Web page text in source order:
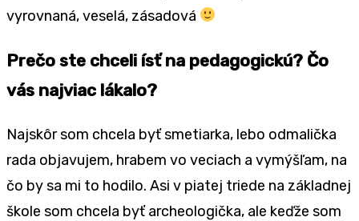
vyrovnaná, veselá, zásadová
Prečo ste chceli ísť na pedagogickú? Čo
vás najviac lákalo?
Najskôr som chcela byť smetiarka, lebo odmalička
rada objavujem, hrabem vo veciach a vymýšľam, na
čo by sa mi to hodilo. Asi v piatej triede na základnej
škole som chcela byť archeologička, ale keďže som